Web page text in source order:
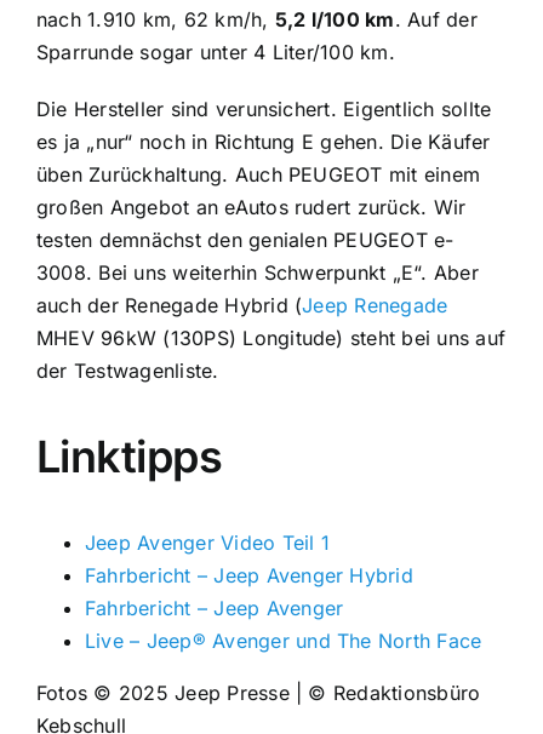
nach 1.910 km, 62 km/h, 5,2 l/100 km. Auf der
Sparrunde sogar unter 4 Liter/100 km.
Die Hersteller sind verunsichert. Eigentlich sollte
es ja „nur“ noch in Richtung E gehen. Die Käufer
üben Zurückhaltung. Auch PEUGEOT mit einem
großen Angebot an eAutos rudert zurück. Wir
testen demnächst den genialen PEUGEOT e-
3008. Bei uns weiterhin Schwerpunkt „E“. Aber
auch der Renegade Hybrid (Jeep Renegade
MHEV 96kW (130PS) Longitude) steht bei uns auf
der Testwagenliste.
Linktipps
Jeep Avenger Video Teil 1
Fahrbericht – Jeep Avenger Hybrid
Fahrbericht – Jeep Avenger
Live – Jeep® Avenger und The North Face
Fotos © 2025 Jeep Presse | © Redaktionsbüro
Kebschull